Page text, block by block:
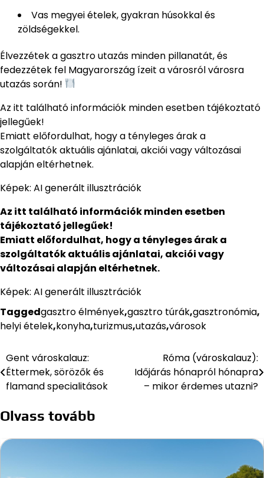
Vas megyei ételek, gyakran húsokkal és
zöldségekkel.
Élvezzétek a gasztro utazás minden pillanatát, és
fedezzétek fel Magyarország ízeit a városról városra
utazás során!
Az itt található információk minden esetben tájékoztató
jellegűek!
Emiatt előfordulhat, hogy a tényleges árak a
szolgáltatók aktuális ajánlatai, akciói vagy változásai
alapján eltérhetnek.
Képek: AI generált illusztrációk
Az itt található információk minden esetben
tájékoztató jellegűek!
Emiatt előfordulhat, hogy a tényleges árak a
szolgáltatók aktuális ajánlatai, akciói vagy
változásai alapján eltérhetnek.
Képek: AI generált illusztrációk
Taggedgasztro élmények,gasztro túrák,gasztronómia,
helyi ételek,konyha,turizmus,utazás,városok
Bejegyzés
navigáció
Gent városkalauz:
Éttermek, sörözők és
flamand specialitások
Róma (városkalauz):
Időjárás hónapról hónapra
– mikor érdemes utazni?
Olvass tovább